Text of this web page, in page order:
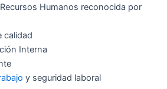
Humanos reconocida por
calidad
Interna
y seguridad laboral